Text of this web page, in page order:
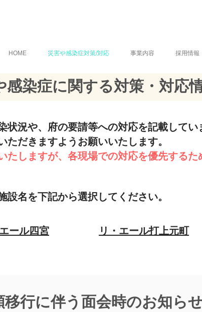
HOME 災害や感染症対策/対応 事業内容 採用情報
感染症に関する対策・対応
況や、府の要請等への対応を記載してい
だきますようお願いいたします。
たしますが、各現場での対応を優先する
設名を下記から選択してください。
ール四宮 ​リ・エール打上元町
行に伴う面会時のお知ら